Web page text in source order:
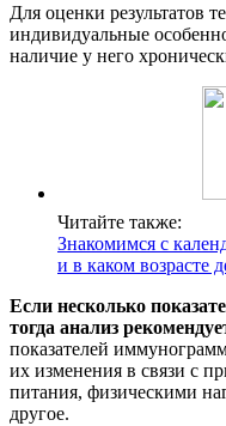
Для оценки результатов
индивидуальные
наличие у него
Читайте также:
Знакомимся с
и в каком возрасте
Если несколько
тогда анализ
показателей
их изменения в связи с
питания, физическими
другое.